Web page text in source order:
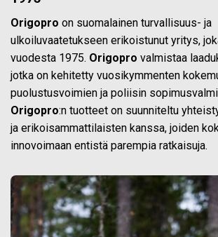
Origopro on suomalainen turvallisuus- ja
ulkoiluvaatetukseen erikoistunut yritys,
vuodesta 1975. Origopro valmistaa
jotka on kehitetty vuosikymmenten
puolustusvoimien ja poliisin
Origopro:n tuotteet on suunniteltu
ja erikoisammattilaisten kanssa, joiden
innovoimaan entistä parempia ratkaisuja.